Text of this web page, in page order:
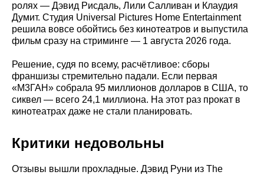
ролях — Дэвид Рисдаль, Лили Салливан и Клаудия
Думит. Студия Universal Pictures Home Entertainment
решила вовсе обойтись без кинотеатров и выпустила
фильм сразу на стриминге — 1 августа 2026 года.
Решение, судя по всему, расчётливое: сборы
франшизы стремительно падали. Если первая
«М3ГАН» собрала 95 миллионов долларов в США, то
сиквел — всего 24,1 миллиона. На этот раз прокат в
кинотеатрах даже не стали планировать.
Критики недовольны
Отзывы вышли прохладные. Дэвид Руни из The